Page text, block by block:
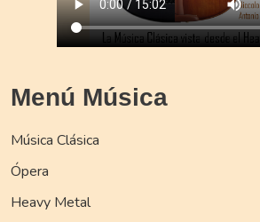
Menú Música
Música Clásica
Ópera
Heavy Metal